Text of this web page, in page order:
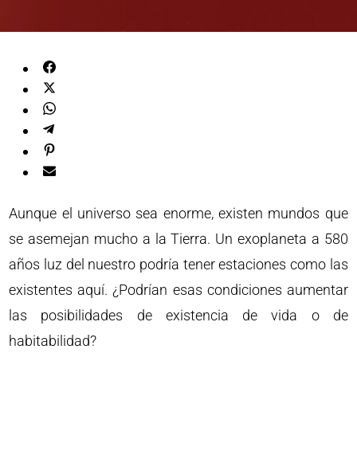
Aunque el universo sea enorme, existen mundos que
se asemejan mucho a la Tierra. Un exoplaneta a 580
años luz del nuestro podría tener estaciones como las
existentes aquí. ¿Podrían esas condiciones aumentar
las posibilidades de existencia de vida o de
habitabilidad?